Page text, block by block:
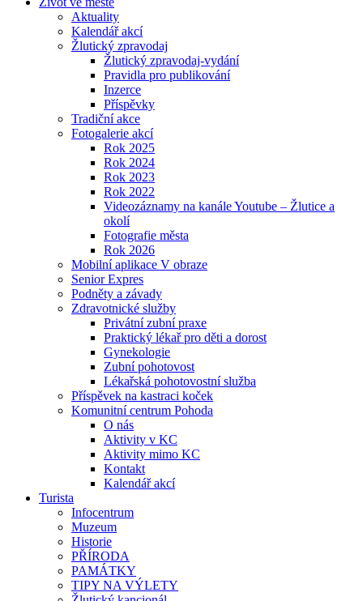
Aktuality
Kalendář akcí
Žlutický zpravodaj
Žlutický zpravodaj-vydání
Pravidla pro publikování
Inzerce
Příspěvky
Tradiční akce
Fotogalerie akcí
Rok 2025
Rok 2024
Rok 2023
Rok 2022
Videozáznamy na kanále Youtube – Žlutice a
okolí
Fotografie města
Rok 2026
Mobilní aplikace V obraze
Senior Expres
Podněty a závady
Zdravotnické služby
Privátní zubní praxe
Praktický lékař pro děti a dorost
Gynekologie
Zubní pohotovost
Lékařská pohotovostní služba
Příspěvek na kastraci koček
Komunitní centrum Pohoda
O nás
Aktivity v KC
Aktivity mimo KC
Kontakt
Kalendář akcí
Turista
Infocentrum
Muzeum
Historie
PŘÍRODA
PAMÁTKY
TIPY NA VÝLETY